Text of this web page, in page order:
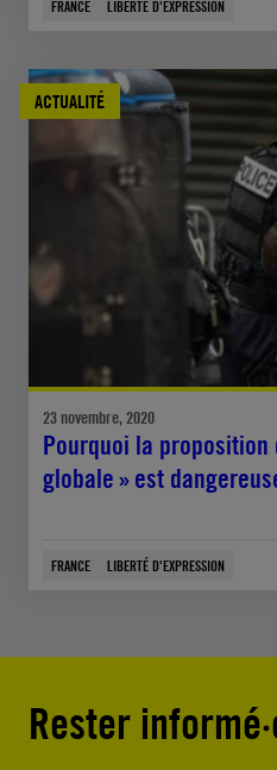
FRANCE LIBERTÉ D'EXPRESSION
ACTUALITÉ
23 novembre, 2020
Pourquoi la
globale » est
FRANCE LIBERTÉ D'EXPRESSION
Rester